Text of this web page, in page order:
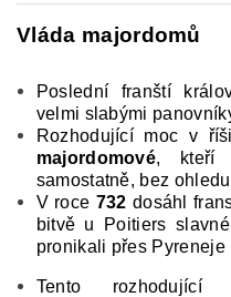
Vláda majordomů
Poslední franští
velmi slabými
Rozhodující moc v
majordomové, kteří
samostatně, bez
V roce 732 dosáhl
bitvě u Poitiers
pronikali přes
Tento rozhodující